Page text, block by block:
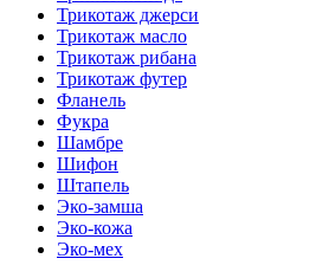
Трикотаж джерси
Трикотаж масло
Трикотаж рибана
Трикотаж футер
Фланель
Фукра
Шамбре
Шифон
Штапель
Эко-замша
Эко-кожа
Эко-мех